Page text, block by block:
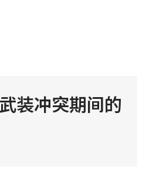
装冲突期间的